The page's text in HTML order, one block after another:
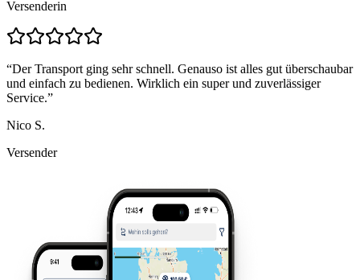
Versenderin
“Der Transport ging sehr schnell. Genauso ist alles gut überschaubar
und einfach zu bedienen. Wirklich ein super und zuverlässiger
Service.”
Nico S.
Versender